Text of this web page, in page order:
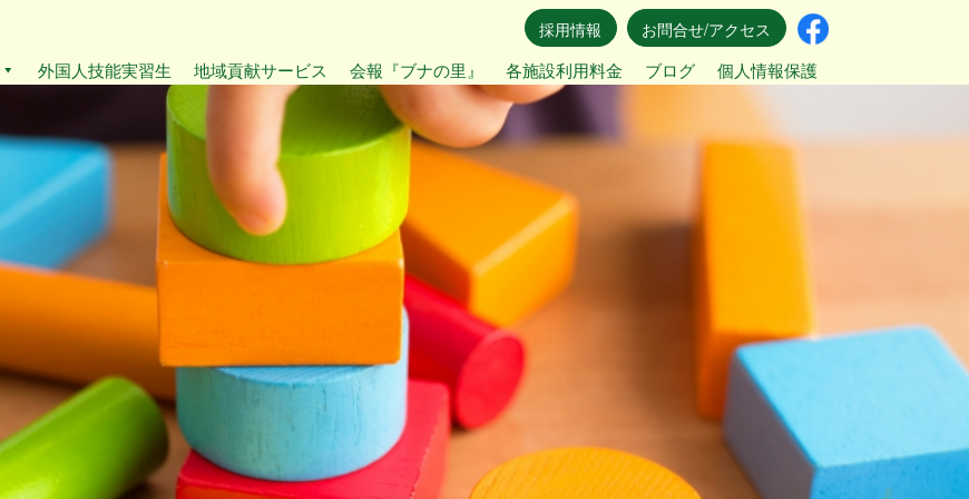
採用情報
お問合せ/アクセス
外国人技能実習生 地域貢献サービス 会報『ブナの里』 各施設利用料金 ブログ 個人情報保護